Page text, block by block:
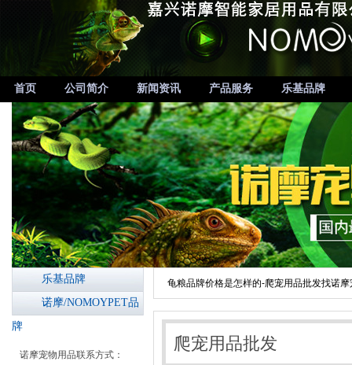
首页 公司简介 新闻资讯 产品服务 乐基品牌
乐基品牌
诺摩/NOMOYPET品
牌
诺摩宠物用品联系方式：
龟粮品牌价格是怎样的-爬宠用品批发找诺摩
爬宠用品批发